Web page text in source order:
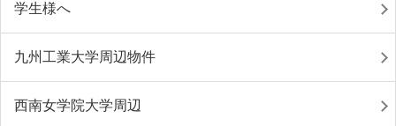
学生様へ
九州工業大学周辺物件
西南女学院大学周辺